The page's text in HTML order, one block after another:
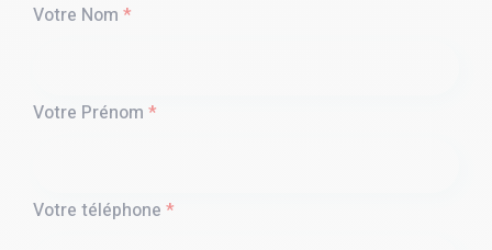
Votre Nom *
Votre Prénom *
Votre téléphone *